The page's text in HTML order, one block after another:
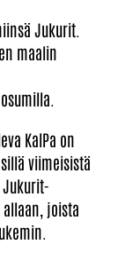
Jukurit.
maalin
osumilla.
KalPa on
viimeisistä
joista